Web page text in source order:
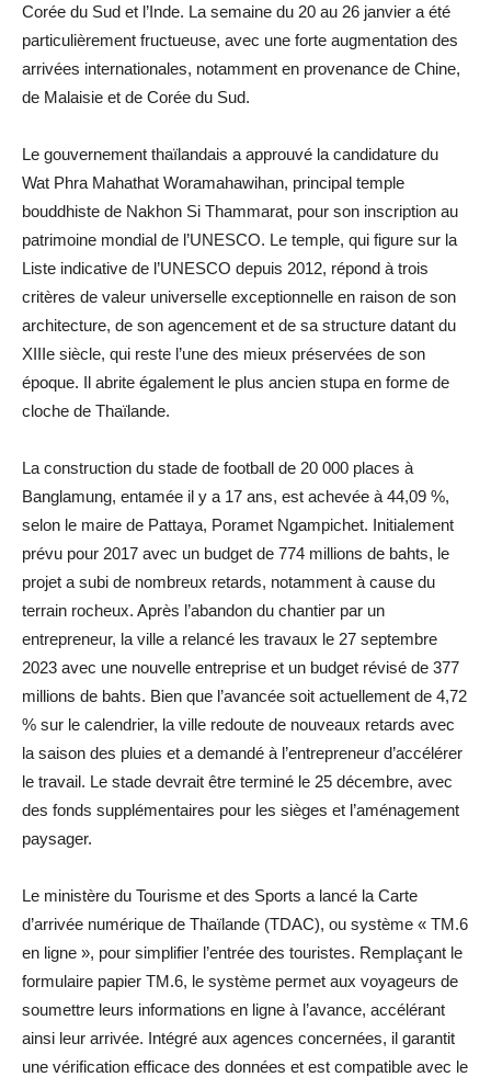
Corée du Sud et l’Inde. La semaine du 20 au 26 janvier a été
particulièrement fructueuse, avec une forte augmentation des
arrivées internationales, notamment en provenance de Chine,
de Malaisie et de Corée du Sud.
Le gouvernement thaïlandais a approuvé la candidature du
Wat Phra Mahathat Woramahawihan, principal temple
bouddhiste de Nakhon Si Thammarat, pour son inscription au
patrimoine mondial de l’UNESCO. Le temple, qui figure sur la
Liste indicative de l’UNESCO depuis 2012, répond à trois
critères de valeur universelle exceptionnelle en raison de son
architecture, de son agencement et de sa structure datant du
XIIIe siècle, qui reste l’une des mieux préservées de son
époque. Il abrite également le plus ancien stupa en forme de
cloche de Thaïlande.
La construction du stade de football de 20 000 places à
Banglamung, entamée il y a 17 ans, est achevée à 44,09 %,
selon le maire de Pattaya, Poramet Ngampichet. Initialement
prévu pour 2017 avec un budget de 774 millions de bahts, le
projet a subi de nombreux retards, notamment à cause du
terrain rocheux. Après l’abandon du chantier par un
entrepreneur, la ville a relancé les travaux le 27 septembre
2023 avec une nouvelle entreprise et un budget révisé de 377
millions de bahts. Bien que l’avancée soit actuellement de 4,72
% sur le calendrier, la ville redoute de nouveaux retards avec
la saison des pluies et a demandé à l’entrepreneur d’accélérer
le travail. Le stade devrait être terminé le 25 décembre, avec
des fonds supplémentaires pour les sièges et l’aménagement
paysager.
Le ministère du Tourisme et des Sports a lancé la Carte
d’arrivée numérique de Thaïlande (TDAC), ou système « TM.6
en ligne », pour simplifier l’entrée des touristes. Remplaçant le
formulaire papier TM.6, le système permet aux voyageurs de
soumettre leurs informations en ligne à l’avance, accélérant
ainsi leur arrivée. Intégré aux agences concernées, il garantit
une vérification efficace des données et est compatible avec le